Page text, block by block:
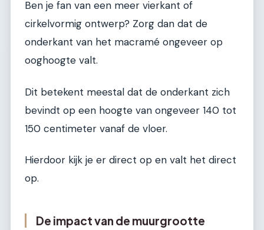
Ben je fan van een meer vierkant of
cirkelvormig ontwerp? Zorg dan dat de
onderkant van het macramé ongeveer op
ooghoogte valt.
Dit betekent meestal dat de onderkant zich
bevindt op een hoogte van ongeveer 140 tot
150 centimeter vanaf de vloer.
Hierdoor kijk je er direct op en valt het direct
op.
De impact van de muurgrootte